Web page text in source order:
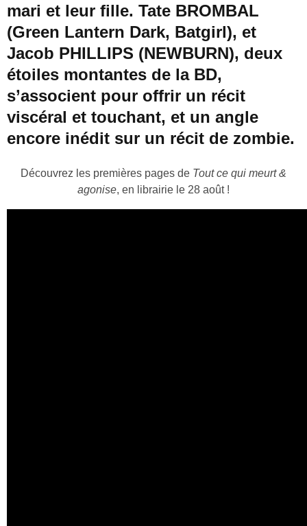
mari et leur fille. Tate BROMBAL
(Green Lantern Dark, Batgirl), et
Jacob PHILLIPS (NEWBURN), deux
étoiles montantes de la BD,
s’associent pour offrir un récit
viscéral et touchant, et un angle
encore inédit sur un récit de zombie.
Découvrez les premières pages de Tout ce qui meurt &
agonise, en librairie le 28 août !